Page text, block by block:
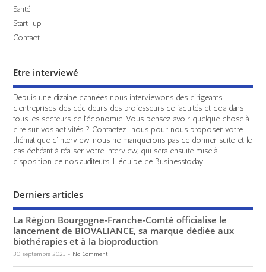
Santé
Start-up
Contact
Etre interviewé
Depuis une dizaine d'années nous interviewons des dirigeants
d'entreprises, des décideurs, des professeurs de facultés et cela dans
tous les secteurs de l'économie. Vous pensez avoir quelque chose à
dire sur vos activités ? Contactez-nous pour nous proposer votre
thématique d'interview, nous ne manquerons pas de donner suite, et le
cas échéant à réaliser votre interview, qui sera ensuite mise à
disposition de nos auditeurs. L'équipe de Businesstoday
Derniers articles
La Région Bourgogne-Franche-Comté officialise le
lancement de BIOVALIANCE, sa marque dédiée aux
biothérapies et à la bioproduction
30 septembre 2025- No Comment